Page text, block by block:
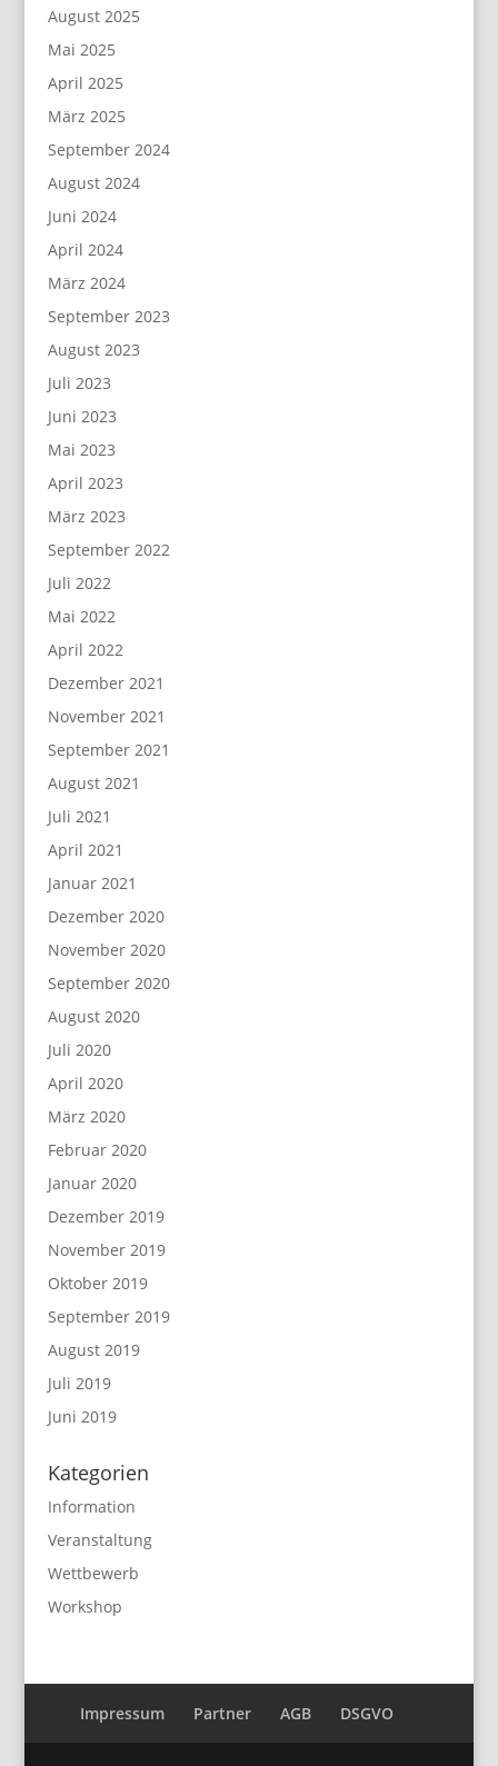
August 2025
Mai 2025
April 2025
März 2025
September 2024
August 2024
Juni 2024
April 2024
März 2024
September 2023
August 2023
Juli 2023
Juni 2023
Mai 2023
April 2023
März 2023
September 2022
Juli 2022
Mai 2022
April 2022
Dezember 2021
November 2021
September 2021
August 2021
Juli 2021
April 2021
Januar 2021
Dezember 2020
November 2020
September 2020
August 2020
Juli 2020
April 2020
März 2020
Februar 2020
Januar 2020
Dezember 2019
November 2019
Oktober 2019
September 2019
August 2019
Juli 2019
Juni 2019
Kategorien
Information
Veranstaltung
Wettbewerb
Workshop
Impressum Partner AGB DSGVO